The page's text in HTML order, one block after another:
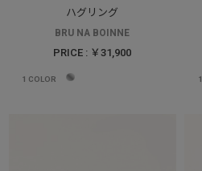
ハグリング
BRU NA BOINNE
PRICE : ￥31,900
1 COLOR 1